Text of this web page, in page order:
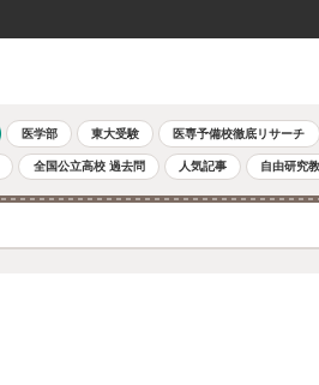
医学部 東大受験 医専予備校徹底リサーチ
全国公立高校 過去問 人気記事 自由研究